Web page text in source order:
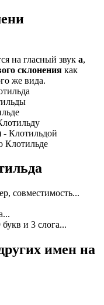
на гласный звук а,
склонения как
же вида.
- Клотильдой
Клотильде
совместимость...
букв и 3 слога...
имен на